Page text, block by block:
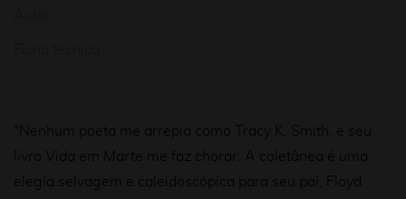
“Nenhum poeta me arrepia como Tracy K. Smith, e seu
livro
Vida em Marte me faz chorar. A coletânea é uma
elegia selvagem e caleidoscópica para seu pai, Floyd